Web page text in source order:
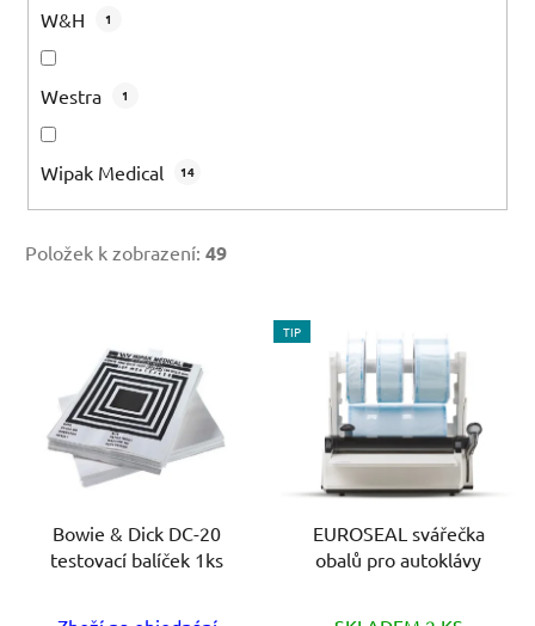
W&H 1
Westra 1
Wipak Medical 14
Položek k zobrazení: 49
Bowie & Dick DC-20
testovací balíček 1ks
TIP
EUROSEAL svářečka
obalů pro autoklávy